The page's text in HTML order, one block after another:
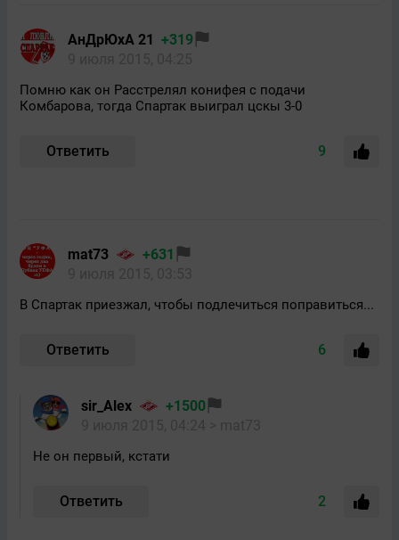
АнДрЮхА 21 +319
Помню как он Расстрелял конифея с подачи
Комбарова, тогда Спартак выиграл цскы 3-0
Ответить 9
mat73
+631
В Спартак приезжал, чтобы подлечиться поправиться...
Ответить 6
sir_Alex
+1500
Не он первый, кстати
Ответить 2